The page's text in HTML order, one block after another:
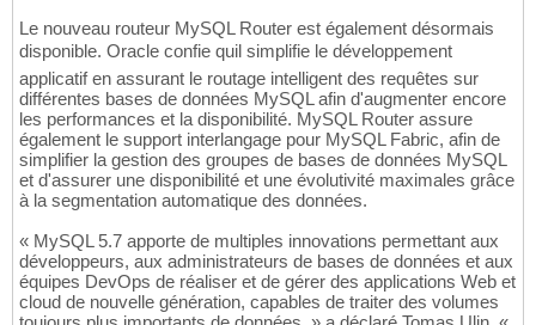
Le nouveau routeur MySQL Router est également désormais
disponible. Oracle confie quil simplifie le développement
applicatif en assurant le routage intelligent des requêtes sur
différentes bases de données MySQL afin d'augmenter encore
les performances et la disponibilité. MySQL Router assure
également le support interlangage pour MySQL Fabric, afin de
simplifier la gestion des groupes de bases de données MySQL
et d'assurer une disponibilité et une évolutivité maximales grâce
à la segmentation automatique des données.
« MySQL 5.7 apporte de multiples innovations permettant aux
développeurs, aux administrateurs de bases de données et aux
équipes DevOps de réaliser et de gérer des applications Web et
cloud de nouvelle génération, capables de traiter des volumes